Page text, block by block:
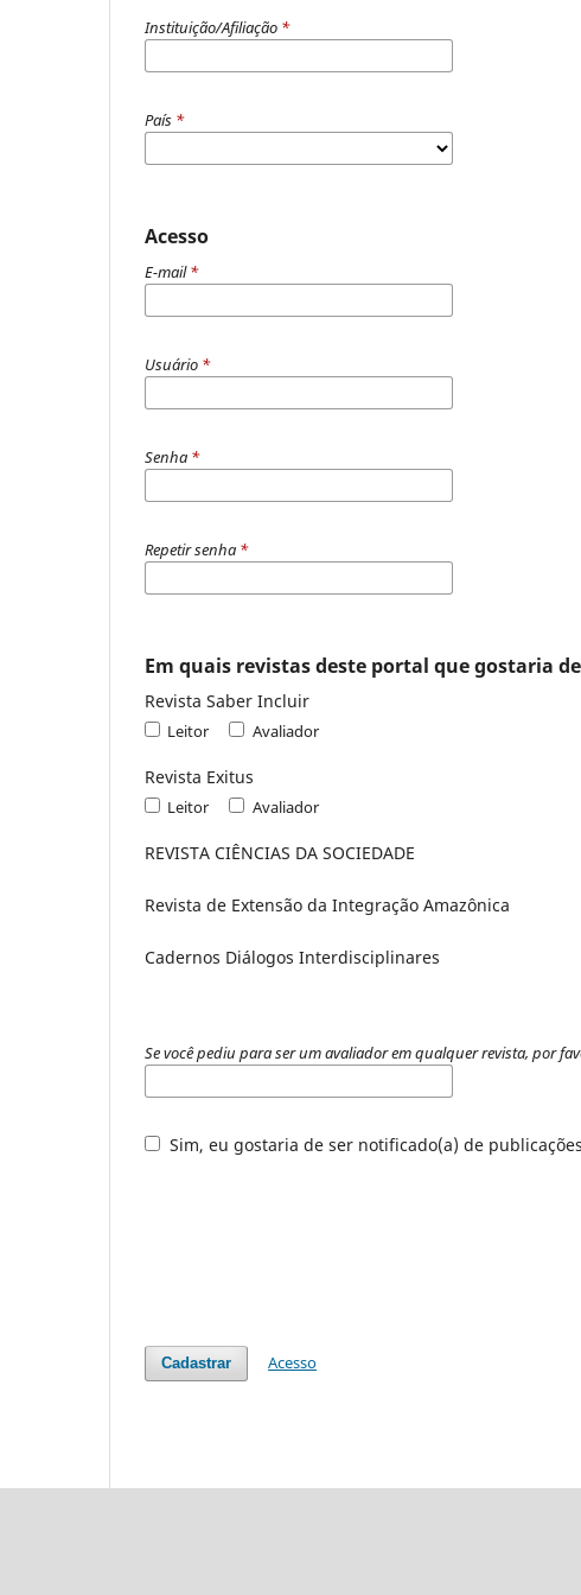
Instituição/Afiliação *
País *
Acesso
E-mail*
Usuário *
Senha *
Repetir senha *
Em quais revistas deste portal que gostaria
Revista Saber Incluir
Leitor Avaliador
Revista Exitus
Leitor Avaliador
REVISTA CIÊNCIAS DA SOCIEDADE
Revista de Extensão da Integração Amazônica
Cadernos Diálogos Interdisciplinares
Se você pediu para ser um avaliador em qualquer revista, por
Sim, eu gostaria de ser notificado(a) de
Cadastrar Acesso